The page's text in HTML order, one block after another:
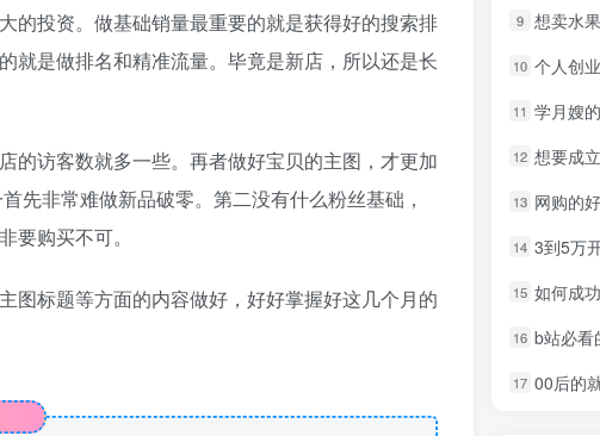
投资。做基础销量最重要的就是获得好的搜索排
就是做排名和精准流量。毕竟是新店，所以还是长
访客数就多一些。再者做好宝贝的主图，才更加
先非常难做新品破零。第二没有什么粉丝基础，
购买不可。
标题等方面的内容做好，好好掌握好这几个月的
9 想卖水果
10 个人创业者
11 学月嫂的
12 想要成立
13 网购的
14 3到5万开
15 如何成功
16 b站必看的
17 00后的